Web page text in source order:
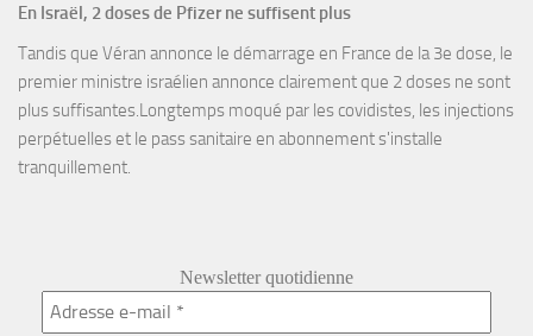
En Israël, 2 doses de Pfizer ne suffisent plus
Tandis que Véran annonce le démarrage en France de la 3e dose, le
premier ministre israélien annonce clairement que 2 doses ne sont
plus suffisantes.Longtemps moqué par les covidistes, les injections
perpétuelles et le pass sanitaire en abonnement s'installe
tranquillement.
Newsletter quotidienne